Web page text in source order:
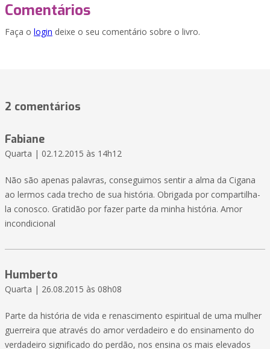
Comentários
Faça o login deixe o seu comentário sobre o livro.
2 comentários
Fabiane
Quarta | 02.12.2015 às 14h12
Não são apenas palavras, conseguimos sentir a alma da Cigana
ao lermos cada trecho de sua história. Obrigada por compartilha-
la conosco. Gratidão por fazer parte da minha história. Amor
incondicional
Humberto
Quarta | 26.08.2015 às 08h08
Parte da história de vida e renascimento espiritual de uma mulher
guerreira que através do amor verdadeiro e do ensinamento do
verdadeiro significado do perdão, nos ensina os mais elevados